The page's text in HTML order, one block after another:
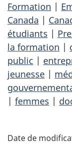
Formation |
Canada |
étudiants |
la formation |
public |
jeunesse |
| femmes |
D